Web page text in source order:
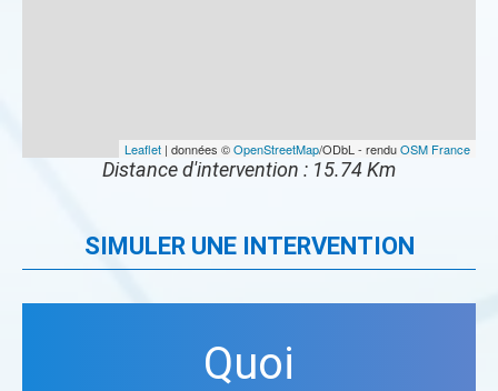
Leaflet | données ©OpenStreetMap/ODbL - renduOSM France
Distance d'intervention : 15.74 Km
SIMULER UNE INTERVENTION
Quoi